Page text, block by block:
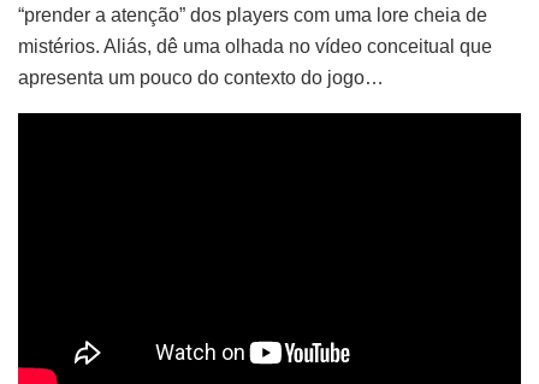
“prender a atenção” dos players com uma lore cheia de
mistérios. Aliás, dê uma olhada no vídeo conceitual que
apresenta um pouco do contexto do jogo…